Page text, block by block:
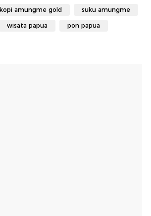
kopi amungme gold suku amungme
wisata papua pon papua